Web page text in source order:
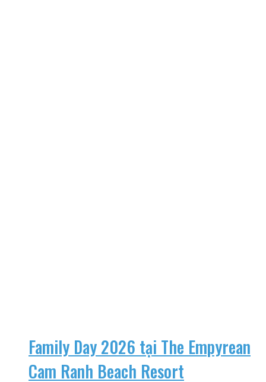
Family Day 2026 tại The Empyrean
Cam Ranh Beach Resort